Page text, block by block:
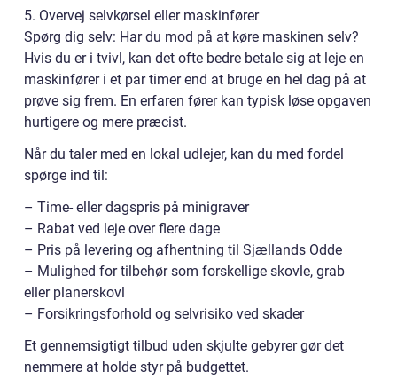
5. Overvej selvkørsel eller maskinfører
Spørg dig selv: Har du mod på at køre maskinen selv?
Hvis du er i tvivl, kan det ofte bedre betale sig at leje en
maskinfører i et par timer end at bruge en hel dag på at
prøve sig frem. En erfaren fører kan typisk løse opgaven
hurtigere og mere præcist.
Når du taler med en lokal udlejer, kan du med fordel
spørge ind til:
– Time- eller dagspris på minigraver
– Rabat ved leje over flere dage
– Pris på levering og afhentning til Sjællands Odde
– Mulighed for tilbehør som forskellige skovle, grab
eller planerskovl
– Forsikringsforhold og selvrisiko ved skader
Et gennemsigtigt tilbud uden skjulte gebyrer gør det
nemmere at holde styr på budgettet.